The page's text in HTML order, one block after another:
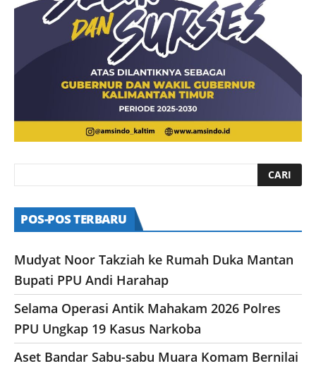
POS-POS TERBARU
Mudyat Noor Takziah ke Rumah Duka Mantan
Bupati PPU Andi Harahap
Selama Operasi Antik Mahakam 2026 Polres
PPU Ungkap 19 Kasus Narkoba
Aset Bandar Sabu-sabu Muara Komam Bernilai